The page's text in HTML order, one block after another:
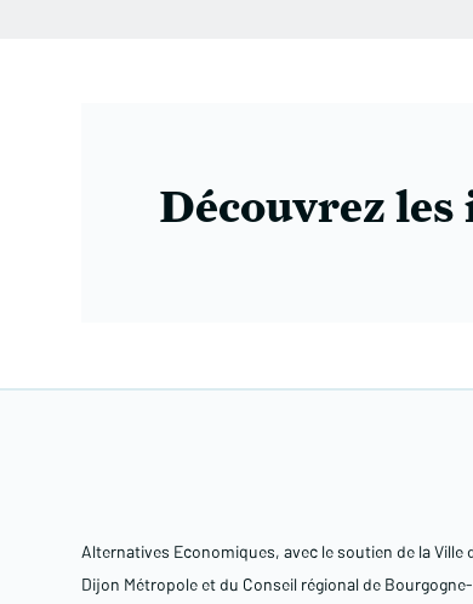
Découvrez
Alternatives Economiques, avec le soutien de la Ville
Dijon Métropole et du Conseil régional de